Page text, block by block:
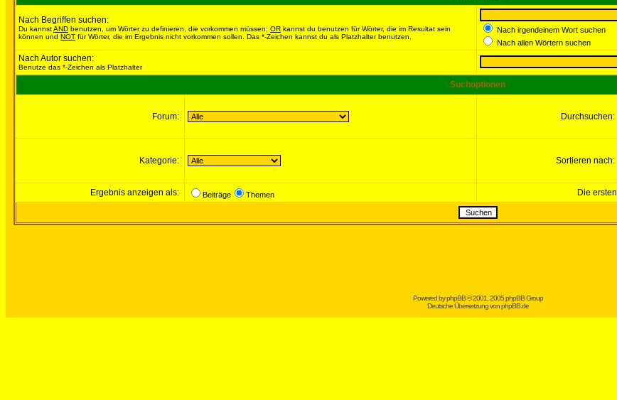
Nach Begriffen suchen:
Du kannstAND benutzen, um Wörter zu definieren, die vorkommen müssen; OR kannst du benutzen für Wörter, die im Resultat sein
können und NOT für Wörter, die im Ergebnis nicht vorkommen sollen. Das *-Zeichen kannst du als Platzhalter benutzen.
Nach irgendeinem Wort suchen
Nach allen Wörtern suchen
Nach Autor suchen:
Benutze das *-Zeichen als Platzhalter
Suchoptionen
Forum: Durchsuchen:
Kategorie: Sortieren nach:
Ergebnis anzeigen als: Beiträge Themen Die ersten
Powered byphpBB© 2001, 2005 phpBB Group
Deutsche Übersetzung vonphpBB.de